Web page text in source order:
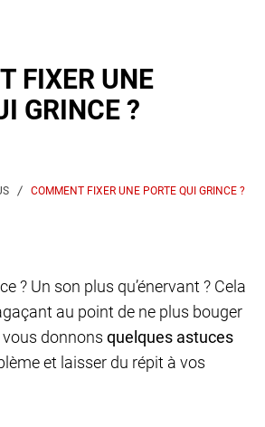
FIXER UNE
GRINCE ?
COMMENT FIXER UNE PORTE QUI GRINCE ?
? Un son plus qu’énervant ? Cela
au point de ne plus bouger
donnons quelques astuces
et laisser du répit à vos